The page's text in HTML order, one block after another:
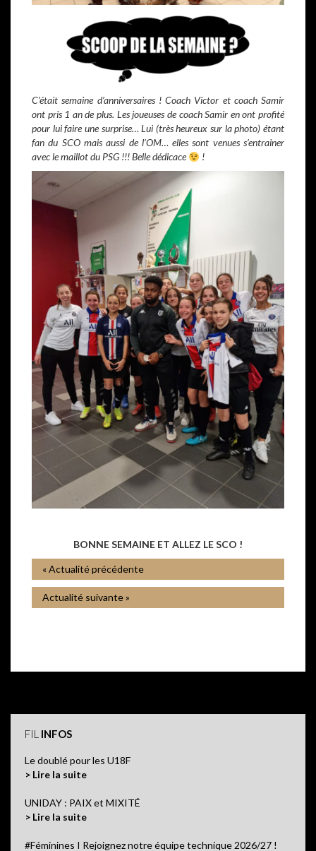
C’était semaine d’anniversaires ! Coach Victor et coach Samir
ont pris 1 an de plus. Les joueuses de coach Samir en ont profité
pour lui faire une surprise… Lui (très heureux sur la photo) étant
fan du SCO mais aussi de l’OM… elles sont venues s’entrainer
avec le maillot du PSG !!! Belle dédicace
!
BONNE SEMAINE ET ALLEZ LE SCO !
« Actualité précédente
Actualité suivante »
FIL INFOS
Le doublé pour les U18F
> Lire la suite
UNIDAY : PAIX et MIXITÉ
> Lire la suite
#Féminines I Rejoignez notre équipe technique 2026/27 !